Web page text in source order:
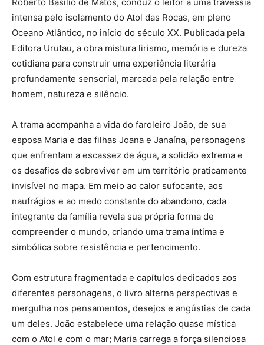
intensa pelo isolamento do Atol das Rocas, em pleno
Oceano Atlântico, no início do século XX. Publicada pela
Editora Urutau, a obra mistura lirismo, memória e dureza
cotidiana para construir uma experiência literária
profundamente sensorial, marcada pela relação entre
homem, natureza e silêncio.
A trama acompanha a vida do faroleiro João, de sua
esposa Maria e das filhas Joana e Janaína, personagens
que enfrentam a escassez de água, a solidão extrema e
os desafios de sobreviver em um território praticamente
invisível no mapa. Em meio ao calor sufocante, aos
naufrágios e ao medo constante do abandono, cada
integrante da família revela sua própria forma de
compreender o mundo, criando uma trama íntima e
simbólica sobre resistência e pertencimento.
Com estrutura fragmentada e capítulos dedicados aos
diferentes personagens, o livro alterna perspectivas e
mergulha nos pensamentos, desejos e angústias de cada
um deles. João estabelece uma relação quase mística
com o Atol e com o mar; Maria carrega a força silenciosa